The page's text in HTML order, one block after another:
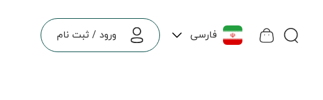
فارسی ورود / ثبت نام